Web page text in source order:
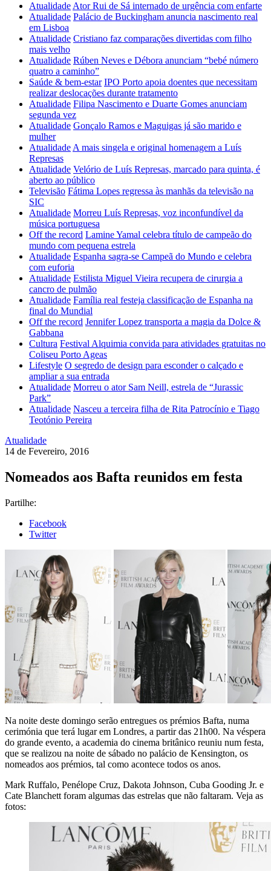
Atualidade Ator Rui de Sá internado de urgência com enfarte
Atualidade Palácio de Buckingham anuncia nascimento real
em Lisboa
Atualidade Cristiano faz comparações divertidas com filho
mais velho
Atualidade Rúben Neves e Débora anunciam “bebé número
quatro a caminho”
Saúde & bem-estar IPO Porto apoia doentes que necessitam
realizar deslocações durante tratamento
Atualidade Filipa Nascimento e Duarte Gomes anunciam
segunda vez
Atualidade Gonçalo Ramos e Maguigas já são marido e
mulher
Atualidade A mais singela e original homenagem a Luís
Represas
Atualidade Velório de Luís Represas, marcado para quinta, é
aberto ao público
Televisão Fátima Lopes regressa às manhãs da televisão na
SIC
Atualidade Morreu Luís Represas, voz inconfundível da
música portuguesa
Off the record Lamine Yamal celebra título de campeão do
mundo com pequena estrela
Atualidade Espanha sagra-se Campeã do Mundo e celebra
com euforia
Atualidade Estilista Miguel Vieira recupera de cirurgia a
cancro de pulmão
Atualidade Família real festeja classificação de Espanha na
final do Mundial
Off the record Jennifer Lopez transporta a magia da Dolce &
Gabbana
Cultura Festival Alquimia convida para atividades gratuitas no
Coliseu Porto Ageas
Lifestyle O segredo de design para esconder o calçado e
ampliar a sua entrada
Atualidade Morreu o ator Sam Neill, estrela de “Jurassic
Park”
Atualidade Nasceu a terceira filha de Rita Patrocínio e Tiago
Teotónio Pereira
Atualidade
14 de Fevereiro, 2016
Nomeados aos Bafta reunidos em festa
Partilhe:
Facebook
Twitter
Na noite deste domingo serão entregues os prémios Bafta, numa
cerimónia que terá lugar em Londres, a partir das 21h00. Na véspera
do grande evento, a academia do cinema britânico reuniu num festa,
que se realizou na noite de sábado no palácio de Kensington, os
nomeados aos prémios, tal como acontece todos os anos.
Mark Ruffalo, Penélope Cruz, Dakota Johnson, Cuba Gooding Jr. e
Cate Blanchett foram algumas das estrelas que não faltaram. Veja as
fotos: